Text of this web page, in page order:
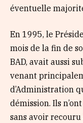
éventuelle
En 1995, le
mois de la fin de
BAD, avait aussi
venant
d’Administration
démission. Ils
sans avoir